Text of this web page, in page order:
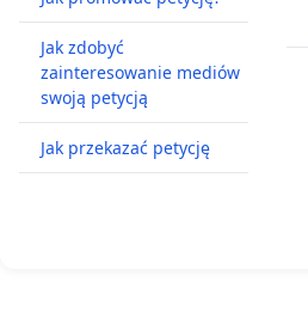
Jak zdobyć
zainteresowanie mediów
swoją petycją
Jak przekazać petycję